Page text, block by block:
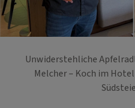
Unwiderstehliche
Melcher – Koch im